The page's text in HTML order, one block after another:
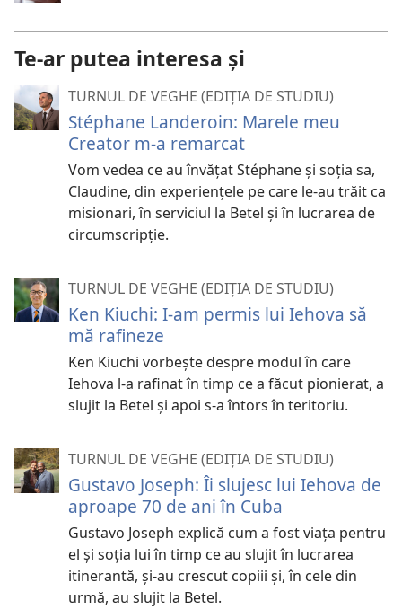
Te-ar putea interesa și
TURNUL DE VEGHE (EDIȚIA DE STUDIU)
Stéphane Landeroin: Marele meu
Creator m-a remarcat
Vom vedea ce au învățat Stéphane și soția sa,
Claudine, din experiențele pe care le-au trăit ca
misionari, în serviciul la Betel și în lucrarea de
circumscripție.
TURNUL DE VEGHE (EDIȚIA DE STUDIU)
Ken Kiuchi: I-am permis lui Iehova să
mă rafineze
Ken Kiuchi vorbește despre modul în care
Iehova l-a rafinat în timp ce a făcut pionierat, a
slujit la Betel și apoi s-a întors în teritoriu.
TURNUL DE VEGHE (EDIȚIA DE STUDIU)
Gustavo Joseph: Îi slujesc lui Iehova de
aproape 70 de ani în Cuba
Gustavo Joseph explică cum a fost viața pentru
el și soția lui în timp ce au slujit în lucrarea
itinerantă, și-au crescut copiii și, în cele din
urmă, au slujit la Betel.